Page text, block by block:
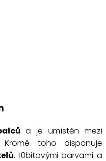
a je umístěn mezi
toho disponuje
, 10bitovými barvami a